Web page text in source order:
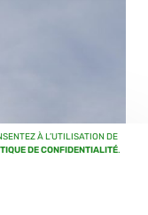
À L’UTILISATION DE
DE CONFIDENTIALITÉ.